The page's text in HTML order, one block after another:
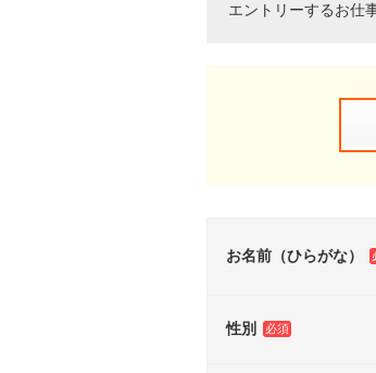
エントリーするお
お名前（ひらがな）
性別